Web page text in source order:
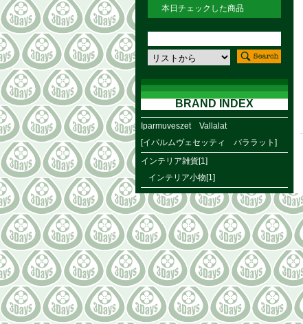
本日チェックした商品
BRAND INDEX
Iparmuveszet Vallalat
[イパルムヴェセッティ バララット]
インテリア雑貨[1]
インテリア小物[1]